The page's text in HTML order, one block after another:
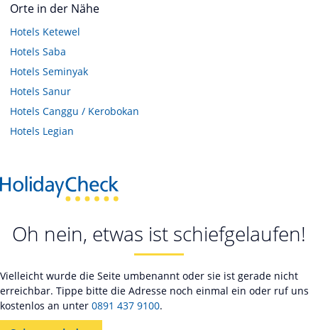
Orte in der Nähe
Hotels Ketewel
Hotels Saba
Hotels Seminyak
Hotels Sanur
Hotels Canggu / Kerobokan
Hotels Legian
Oh nein, etwas ist schiefgelaufen!
Vielleicht wurde die Seite umbenannt oder sie ist gerade nicht
erreichbar. Tippe bitte die Adresse noch einmal ein oder ruf uns
kostenlos an unter 0891 437 9100.